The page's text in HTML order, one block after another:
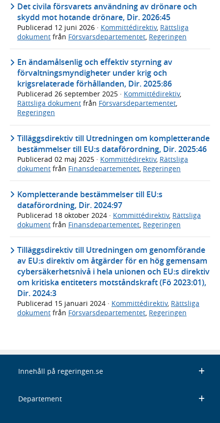
Det civila försvarets användning av drönare och
skydd mot hotande drönare, Dir. 2026:45
Publicerad 12 juni 2026 · Kommittédirektiv, Rättsliga
dokument från Försvarsdepartementet Regeringen
En ändamålsenlig och effektiv styrning av
förvaltningsmyndigheter under krig och
krigsrelaterade förhållanden, Dir. 2025:86
Publicerad 26 september 2025 · Kommittédirektiv,
Rättsliga dokument från Försvarsdepartementet,
Regeringen
Tilläggsdirektiv till Utredningen om kompletterande
bestämmelser till EU:s dataförordning, Dir. 2025:46
Publicerad 02 maj 2025 · Kommittédirektiv, Rättsliga
dokument från Finansdepartementet, Regeringen
Kompletterande bestämmelser till EU:s
dataförordning, Dir. 2024:97
Publicerad 18 oktober 2024 · Kommittédirektiv, Rättsliga
dokument från Finansdepartementet Regeringen
Tilläggsdirektiv till Utredningen om genomförande
av EU:s direktiv om åtgärder för en hög gemensam
cybersäkerhetsnivå i hela unionen och EU:s direktiv
om kritiska entiteters motståndskraft (Fö 2023:01),
Dir. 2024:3
Publicerad 15 januari 2024 · Kommittédirektiv, Rättsliga
dokument från Försvarsdepartementet, Regeringen
Innehåll på regeringen.se
Departement